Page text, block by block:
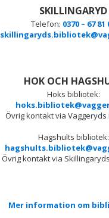
SKILLINGARYD
Telefon: 0370 – 67 81
HOK OCH
Hoks bibliotek:
Övrig kontakt via Vaggeryds
Hagshults bibliotek:
Övrig kontakt via
Mer information om